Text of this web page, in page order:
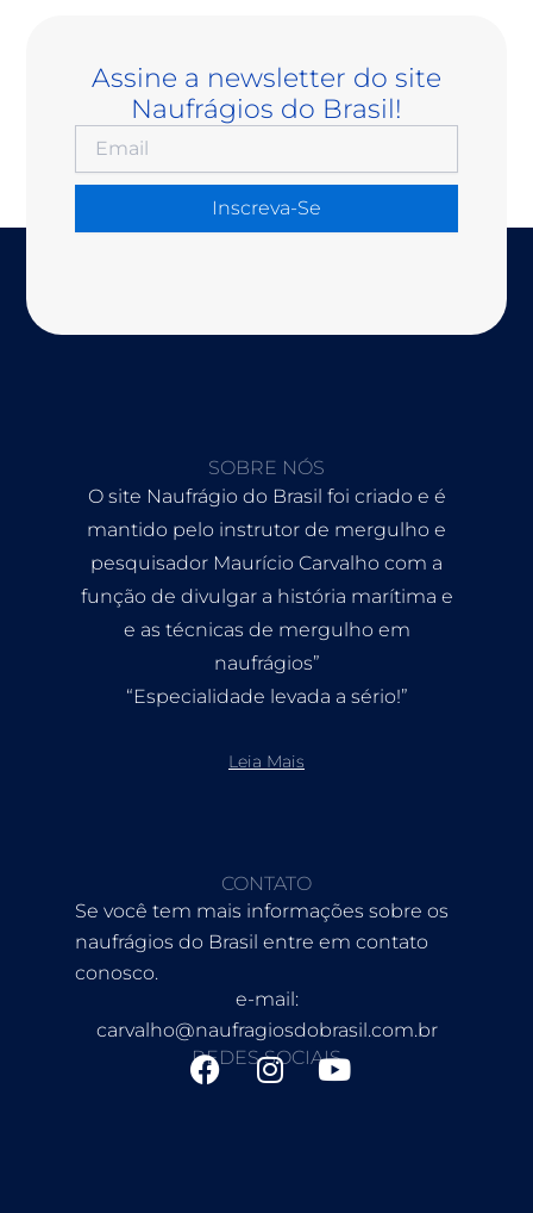
Assine a newsletter do site
Naufrágios do Brasil!
Inscreva-Se
SOBRE NÓS
O site Naufrágio do Brasil foi criado e é
mantido pelo instrutor de mergulho e
pesquisador Maurício Carvalho com a
função de divulgar a história marítima e
e as técnicas de mergulho em
naufrágios”
“Especialidade levada a sério!”
Leia Mais
CONTATO
Se você tem mais informações sobre os
naufrágios do Brasil entre em contato
conosco.
e-mail:
carvalho@naufragiosdobrasil.com.br
REDES SOCIAIS
F
I
Y